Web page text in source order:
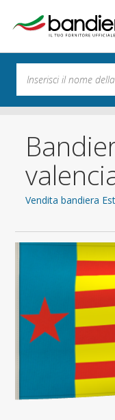
Vendita bandiera